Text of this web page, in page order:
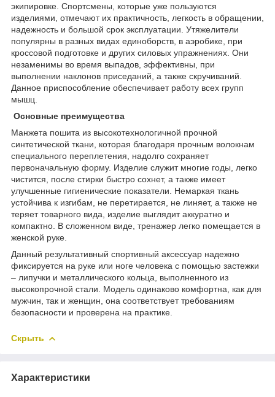
экипировке. Спортсмены, которые уже пользуются
изделиями, отмечают их практичность, легкость в обращении,
надежность и большой срок эксплуатации. Утяжелители
популярны в разных видах единоборств, в аэробике, при
кроссовой подготовке и других силовых упражнениях. Они
незаменимы во время выпадов, эффективны, при
выполнении наклонов приседаний, а также скручиваний.
Данное приспособление обеспечивает работу всех групп
мышц.
Основные преимущества
Манжета пошита из высокотехнологичной прочной
синтетической ткани, которая благодаря прочным волокнам
специального переплетения, надолго сохраняет
первоначальную форму. Изделие служит многие годы, легко
чистится, после стирки быстро сохнет, а также имеет
улучшенные гигиенические показатели. Немаркая ткань
устойчива к изгибам, не перетирается, не линяет, а также не
теряет товарного вида, изделие выглядит аккуратно и
компактно. В сложенном виде, тренажер легко помещается в
женской руке.
Данный результативный спортивный аксессуар надежно
фиксируется на руке или ноге человека с помощью застежки
– липучки и металлического кольца, выполненного из
высокопрочной стали. Модель одинаково комфортна, как для
мужчин, так и женщин, она соответствует требованиям
безопасности и проверена на практике.
Скрыть
Характеристики